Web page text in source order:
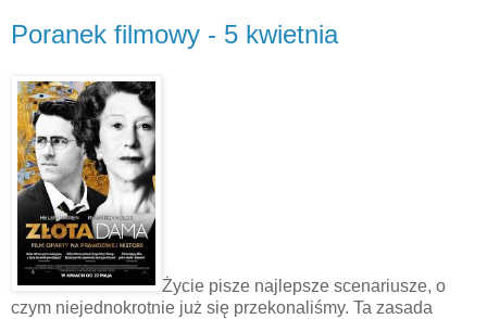
Poranek filmowy - 5 kwietnia
Życie pisze najlepsze scenariusze, o
czym niejednokrotnie już się przekonaliśmy. Ta zasada